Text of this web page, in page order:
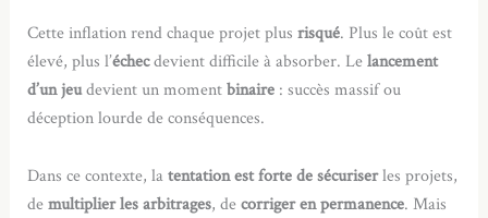
Cette inflation rend chaque projet plusrisqué. Plus le coût est
élevé, plus l’échecdevient difficile à absorber. Lelancement
d’un jeudevient un momentbinaire : succès massif ou
déception lourde de conséquences.
Dans ce contexte, latentation est forte de sécuriserles projets,
demultiplier les arbitrages, decorriger en permanence. Mais